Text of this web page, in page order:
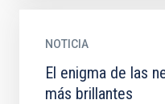
NOTICIA
El enigma de las
más brillantes